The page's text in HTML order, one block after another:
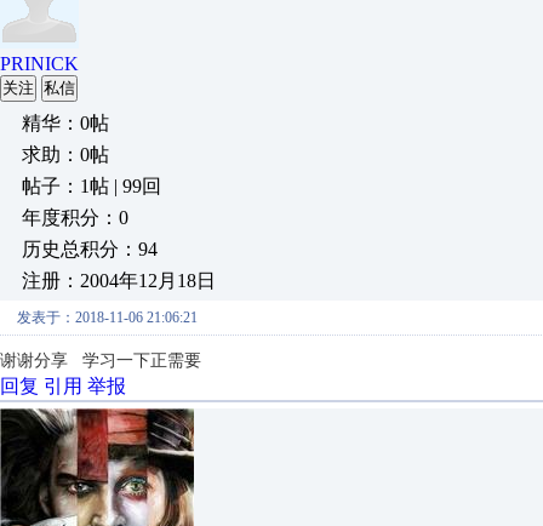
PRINICK
关注 私信
精华：0帖
求助：0帖
帖子：1帖 | 99回
年度积分：0
历史总积分：94
注册：2004年12月18日
发表于：2018-11-06 21:06:21
谢谢分享 学习一下正需要
回复 引用 举报